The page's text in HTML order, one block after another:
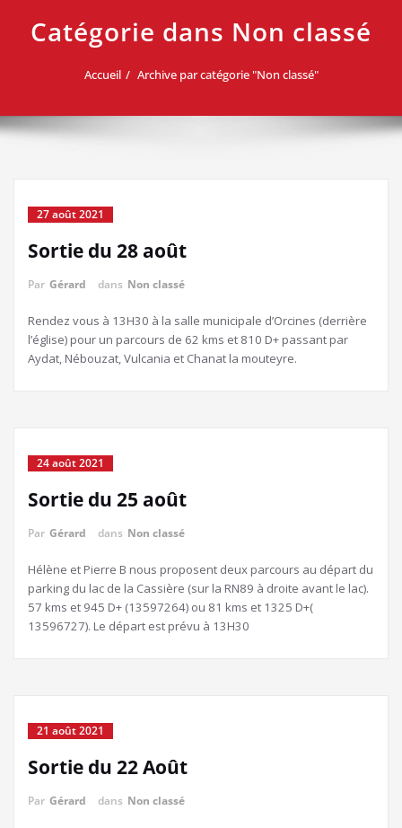
Catégorie dans Non classé
Accueil Archive par catégorie "Non classé"
27 août 2021
Sortie du 28 août
Par Gérard dans Non classé
Rendez vous à 13H30 à la salle municipale d’Orcines (derrière
l’église) pour un parcours de 62 kms et 810 D+ passant par
Aydat, Nébouzat, Vulcania et Chanat la mouteyre.
24 août 2021
Sortie du 25 août
Par Gérard dans Non classé
Hélène et Pierre B nous proposent deux parcours au départ du
parking du lac de la Cassière (sur la RN89 à droite avant le lac).
57 kms et 945 D+ (13597264) ou 81 kms et 1325 D+(
13596727). Le départ est prévu à 13H30
21 août 2021
Sortie du 22 Août
Par Gérard dans Non classé